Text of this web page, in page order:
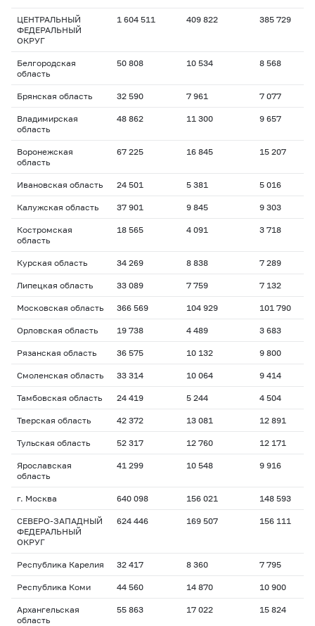
ЦЕНТРАЛЬНЫЙ
ФЕДЕРАЛЬНЫЙ
ОКРУГ
1 604 511 409 822 385 729
Белгородская
область
50 808 10 534 8 568
Брянская область 32 590 7 961 7 077
Владимирская
область
48 862 11 300 9 657
Воронежская
область
67 225 16 845 15 207
Ивановская область 24 501 5 381 5 016
Калужская область 37 901 9 845 9 303
Костромская
область
18 565 4 091 3 718
Курская область 34 269 8 838 7 289
Липецкая область 33 089 7 759 7 132
Московская область 366 569 104 929 101 790
Орловская область 19 738 4 489 3 683
Рязанская область 36 575 10 132 9 800
Смоленская область 33 314 10 064 9 414
Тамбовская область 24 419 5 244 4 504
Тверская область 42 372 13 081 12 891
Тульская область 52 317 12 760 12 171
Ярославская
область
41 299 10 548 9 916
г. Москва 640 098 156 021 148 593
СЕВЕРО-ЗАПАДНЫЙ
ФЕДЕРАЛЬНЫЙ
ОКРУГ
624 446 169 507 156 111
Республика Карелия 32 417 8 360 7 795
Республика Коми 44 560 14 870 10 900
Архангельская
область
55 863 17 022 15 824